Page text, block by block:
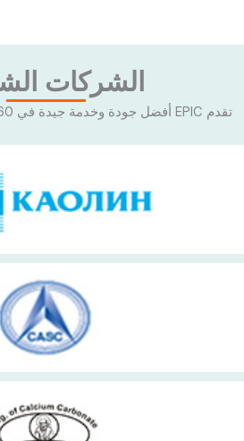
الشركات
تقدم EPIC أفضل جودة وخدمة جيدة في 160 دولة ومنطقة في العالم.